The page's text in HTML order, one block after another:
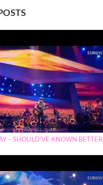
– SHOULD’VE KNOWN BETTER